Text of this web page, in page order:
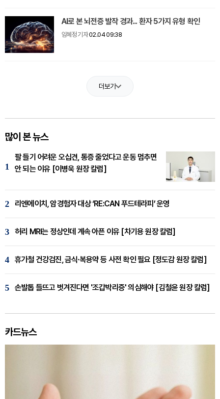
AI로 본 뇌전증 발작 경과... 환자 5가지 유형 확인
임혜정 기자02.04 09:38
더보기
많이 본 뉴스
1
팔 들기 어려운 오십견, 통증 줄었다고 운동 멈추면
안 되는 이유 [이병욱 원장 칼럼]
2 리엔에이치, 암경험자 대상 ‘RE:CAN 푸드테라피’ 운영
3 허리 MRI는 정상인데 계속 아픈 이유 [차기용 원장 칼럼]
4 휴가철 건강검진, 금식·복용약 등 사전 확인 필요 [정도감 원장 칼럼]
5 손발톱 들뜨고 벗겨진다면 '조갑박리증' 의심해야 [김철윤 원장 칼럼]
카드뉴스